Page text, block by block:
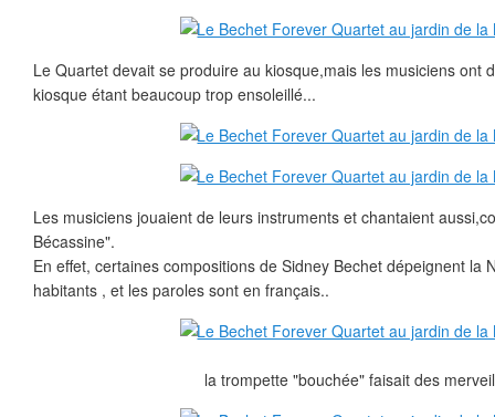
Le Quartet devait se produire au kiosque,mais les musiciens ont
kiosque étant beaucoup trop ensoleillé...
Les musiciens jouaient de leurs instruments et chantaient
Bécassine".
En effet, certaines compositions de Sidney Bechet dépeignent la
habitants , et les paroles sont en français..
la trompette "bouchée" faisait des